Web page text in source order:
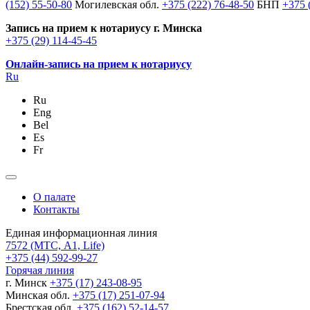
(152) 55-50-80 Могилевская обл. +375 (222) 76-48-50 БНП +375
Запись на прием к нотариусу г. Минска
+375 (29) 114-45-45
Онлайн-запись на прием к нотариусу
Ru
Ru
Eng
Bel
Es
Fr
О палате
Контакты
Единая информационная линия
7572 (МТС, A1, Life)
+375 (44) 592-99-27
Горячая линия
г. Минск +375 (17) 243-08-95
Минская обл. +375 (17) 251-07-94
Брестская обл. +375 (162) 52-14-57